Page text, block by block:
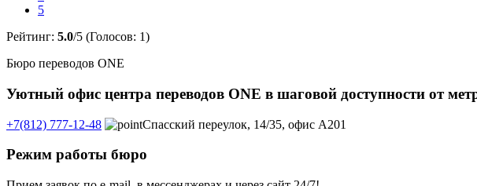
5
Рейтинг: 5.0/5 (Голосов: 1)
Бюро переводов ONE
Уютный офис центра переводов ONE в шаговой доступности от
+7(812) 777-12-48 Спасский переулок, 14/35, офис А201
Режим работы бюро